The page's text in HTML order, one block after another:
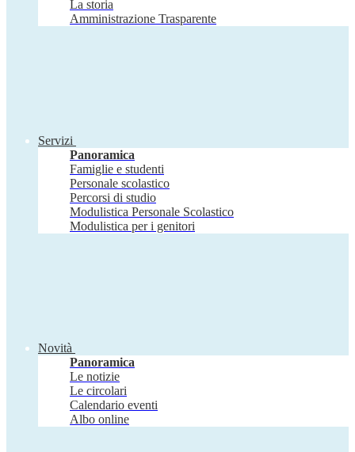
La storia
Amministrazione Trasparente
Servizi
Panoramica
Famiglie e studenti
Personale scolastico
Percorsi di studio
Modulistica Personale Scolastico
Modulistica per i genitori
Novità
Panoramica
Le notizie
Le circolari
Calendario eventi
Albo online